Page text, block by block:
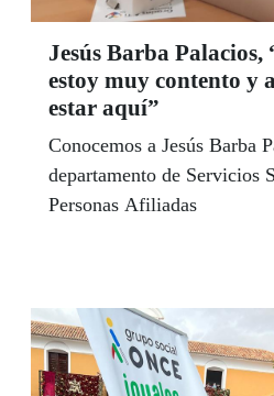
Jesús Barba Palacios,
estoy muy contento y
estar aquí”
Conocemos a Jesús Barba
departamento de Servicios
Personas Afiliadas